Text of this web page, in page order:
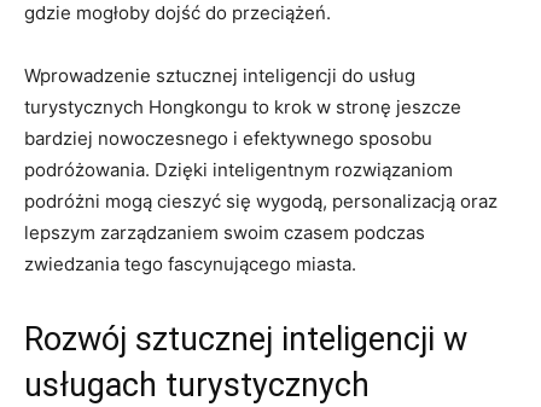
gdzie mogłoby dojść ⁢do przeciążeń.
Wprowadzenie sztucznej inteligencji do usług
turystycznych Hongkongu to krok w stronę jeszcze
bardziej nowoczesnego i‌ efektywnego sposobu
podróżowania. Dzięki inteligentnym rozwiązaniom
podróżni mogą cieszyć się wygodą, personalizacją oraz
lepszym zarządzaniem ​swoim czasem podczas
zwiedzania tego fascynującego miasta.
Rozwój sztucznej inteligencji w
usługach turystycznych